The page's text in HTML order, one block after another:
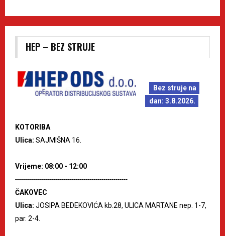
HEP – BEZ STRUJE
Bez struje na
dan: 3.8.2026.
KOTORIBA
Ulica: SAJMIŠNA 16.
Vrijeme: 08:00 - 12:00
--------------------------------------------------------
ČAKOVEC
Ulica: JOSIPA BEDEKOVIĆA kb.28, ULICA MARTANE nep. 1-7,
par. 2-4.